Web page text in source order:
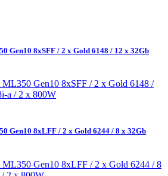
Gen10 8xSFF / 2 x Gold 6148 / 12 x 32Gb
Gen10 8xLFF / 2 x Gold 6244 / 8 x 32Gb